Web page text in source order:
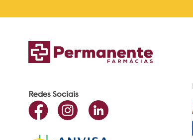
Redes Sociais